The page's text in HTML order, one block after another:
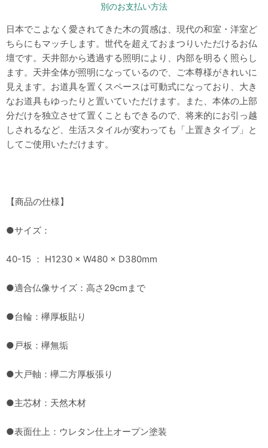
別のお支払い方法
日本でこよなく愛されてきた木の質感は、現代の和室・洋室ど
ちらにもマッチします。世代を超えておまつりいただけるお仏
壇です。天井部から透過する照明により、内部を明るく照らし
ます。天井全体が照明になっているので、ご本尊様がきれいに
見えます。お道具を置くスペースは可動式になっており、大き
なお道具もゆったりと置いていただけます。また、本体の上部
分だけを独立させて置くこともできるので、将来的にお引っ越
しされるなど、生活スタイルが変わっても「上置きタイプ」と
してご使用いただけます。
【商品の仕様】
●サイズ：
40-15 ： H1230 × W480 × D380mm
●適合仏像サイズ：高さ29cmまで
●台輪：欅厚板貼り
●戸板：欅無垢
●大戸軸：欅二方厚板張り
●主芯材：天然木材
●表面仕上：ウレタン仕上オープン塗装